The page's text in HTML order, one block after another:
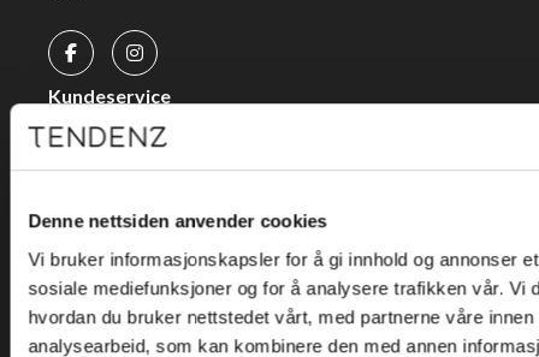
Denne nettsiden anvender cookies
Vi bruker informasjonskapsler for å gi innhold og annonser
sosiale mediefunksjoner og for å analysere trafikken vår. Vi
hvordan du bruker nettstedet vårt, med partnerne våre
analysearbeid, som kan kombinere den med annen
Kundeservice
Kjøpsvilkår
Personvern
Holtegata 26, 0355 Oslo
Telefon: +47 22 92 50 00
E-post: kundeservice@tendenz.net